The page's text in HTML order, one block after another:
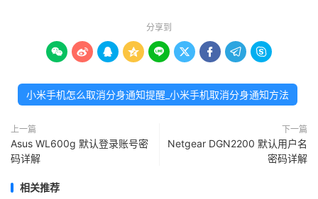
分享到
        
小米手机怎么取消分身通知提醒_小米手机取消分身通知方法
上一篇
Asus WL600g 默认登录账号密
码详解
下一篇
Netgear DGN2200 默认用户名
密码详解
相关推荐